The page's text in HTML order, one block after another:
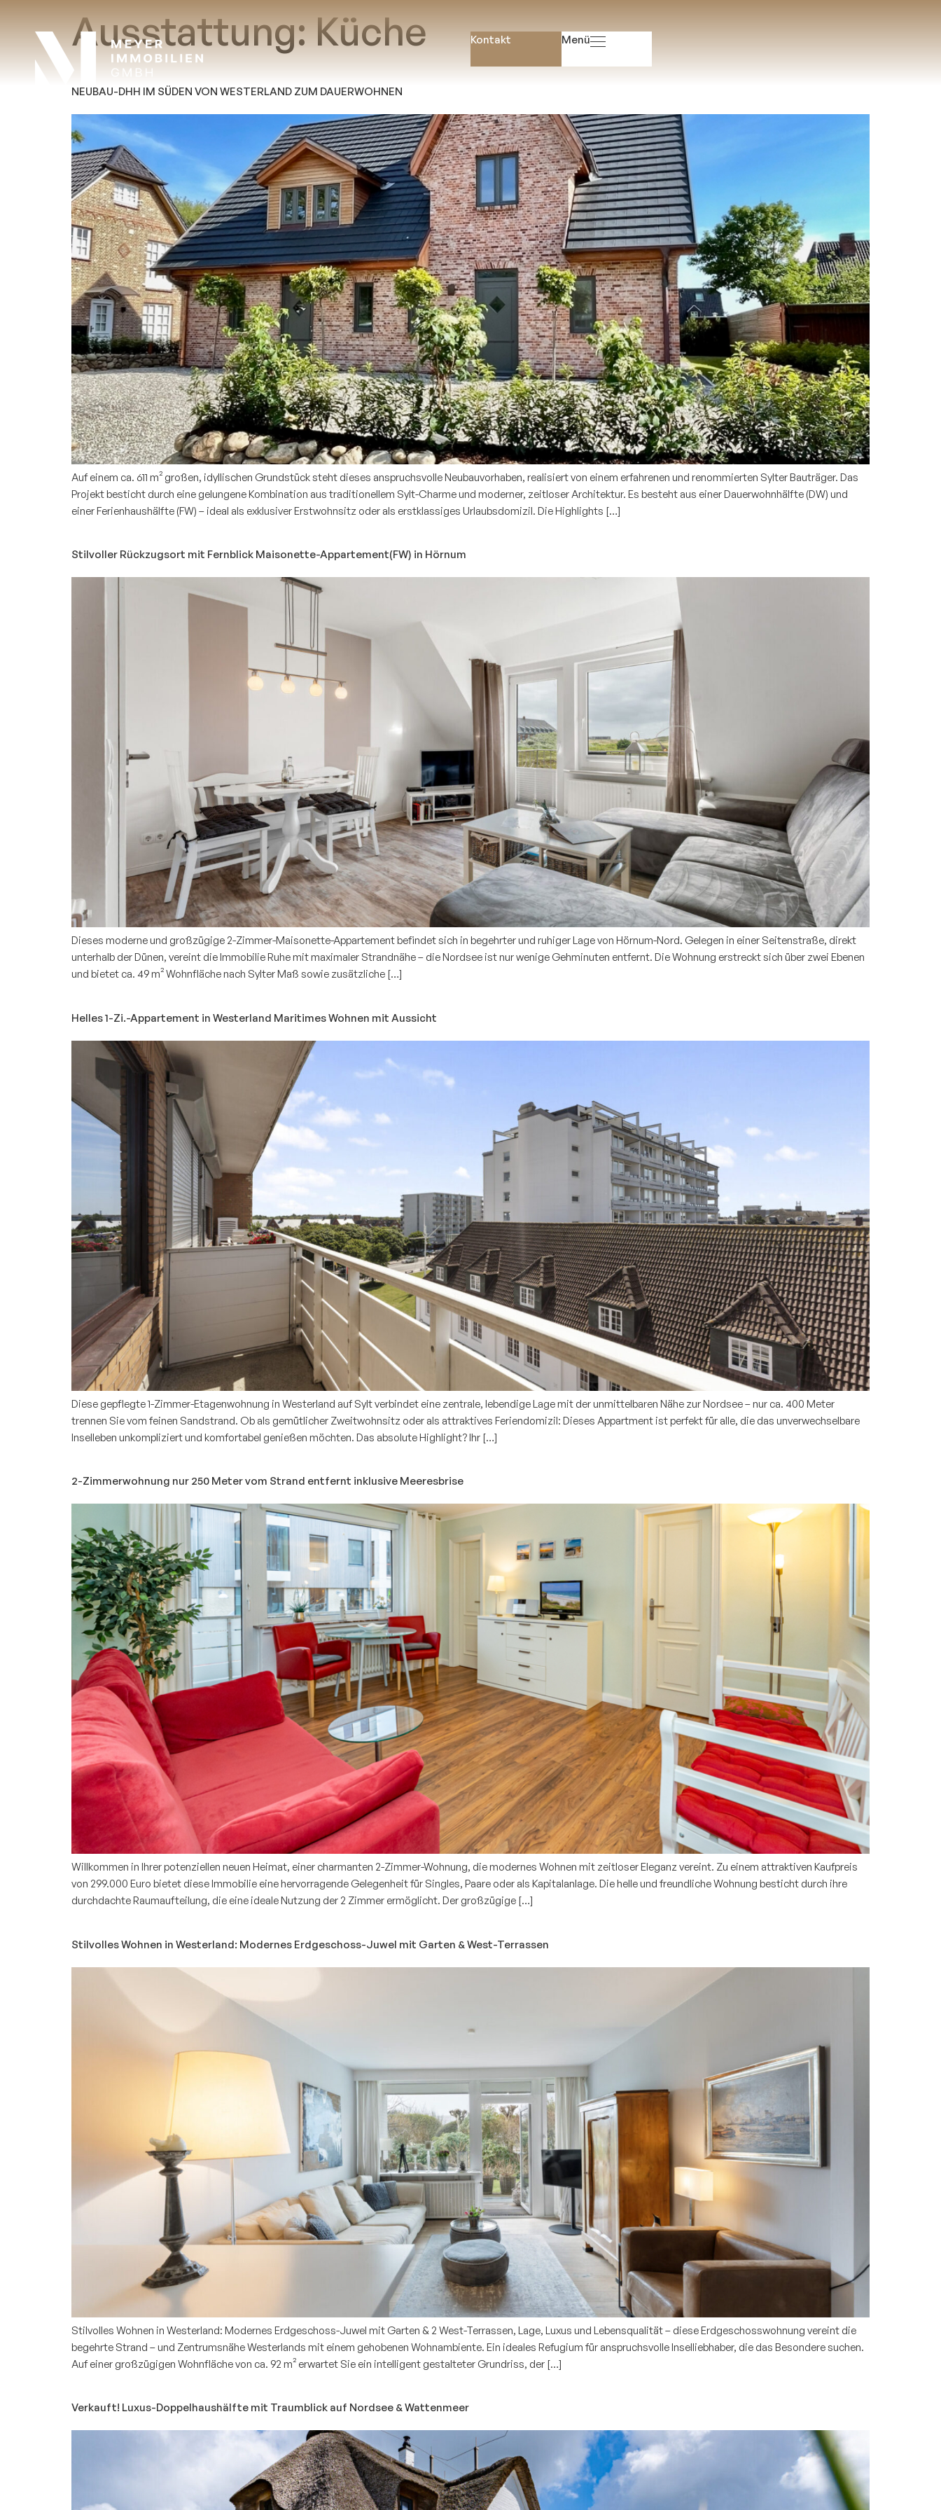
Kontakt Menü
Immobilien
Immobilien Angebote
Suchauftrag
Hausverwaltung
Gewerbeimmobilien
Mietverwaltung
WEG-Verwaltung
Wissenswertes
Glossar
Ratgeber
Über uns
Karriere
Eigentümer-Login
Ausstattung:Küche
NEUBAU-DHH IM SÜDEN VON WESTERLAND ZUM DAUERWOHNEN
Auf einem ca. 611 m² großen, idyllischen Grundstück steht dieses anspruchsvolle Neubauvorhaben, realisiert von einem erfahrenen und renommierten Sylter Bauträger. Das
Projekt besticht durch eine gelungene Kombination aus traditionellem Sylt-Charme und moderner, zeitloser Architektur. Es besteht aus einer Dauerwohnhälfte (DW) und
einer Ferienhaushälfte (FW) – ideal als exklusiver Erstwohnsitz oder als erstklassiges Urlaubsdomizil. Die Highlights […]
Stilvoller Rückzugsort mit Fernblick Maisonette-Appartement(FW) in Hörnum
Dieses moderne und großzügige 2-Zimmer-Maisonette-Appartement befindet sich in begehrter und ruhiger Lage von Hörnum-Nord. Gelegen in einer Seitenstraße, direkt
unterhalb der Dünen, vereint die Immobilie Ruhe mit maximaler Strandnähe – die Nordsee ist nur wenige Gehminuten entfernt. Die Wohnung erstreckt sich über zwei Ebenen
und bietet ca. 49 m² Wohnfläche nach Sylter Maß sowie zusätzliche […]
Helles 1-Zi.-Appartement in Westerland Maritimes Wohnen mit Aussicht
Diese gepflegte 1-Zimmer-Etagenwohnung in Westerland auf Sylt verbindet eine zentrale, lebendige Lage mit der unmittelbaren Nähe zur Nordsee – nur ca. 400 Meter
trennen Sie vom feinen Sandstrand. Ob als gemütlicher Zweitwohnsitz oder als attraktives Feriendomizil: Dieses Appartment ist perfekt für alle, die das unverwechselbare
Inselleben unkompliziert und komfortabel genießen möchten. Das absolute Highlight? Ihr […]
2-Zimmerwohnung nur 250 Meter vom Strand entfernt inklusive Meeresbrise
Willkommen in Ihrer potenziellen neuen Heimat, einer charmanten 2-Zimmer-Wohnung, die modernes Wohnen mit zeitloser Eleganz vereint. Zu einem attraktiven Kaufpreis
von 299.000 Euro bietet diese Immobilie eine hervorragende Gelegenheit für Singles, Paare oder als Kapitalanlage. Die helle und freundliche Wohnung besticht durch ihre
durchdachte Raumaufteilung, die eine ideale Nutzung der 2 Zimmer ermöglicht. Der großzügige […]
Stilvolles Wohnen in Westerland: Modernes Erdgeschoss-Juwel mit Garten & West-Terrassen
Stilvolles Wohnen in Westerland: Modernes Erdgeschoss-Juwel mit Garten & 2 West-Terrassen, Lage, Luxus und Lebensqualität – diese Erdgeschosswohnung vereint die
begehrte Strand – und Zentrumsnähe Westerlands mit einem gehobenen Wohnambiente. Ein ideales Refugium für anspruchsvolle Inselliebhaber, die das Besondere suchen.
Auf einer großzügigen Wohnfläche von ca. 92 m² erwartet Sie ein intelligent gestalteter Grundriss, der […]
Verkauft! Luxus-Doppelhaushälfte mit Traumblick auf Nordsee & Wattenmeer